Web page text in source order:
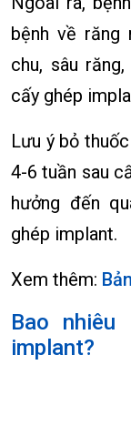
bệnh về răng
chu, sâu
cấy ghép
Lưu ý bỏ
4-6 tuần sau
hưởng đến
ghép implant.
Xem thêm:
Bao
implant?